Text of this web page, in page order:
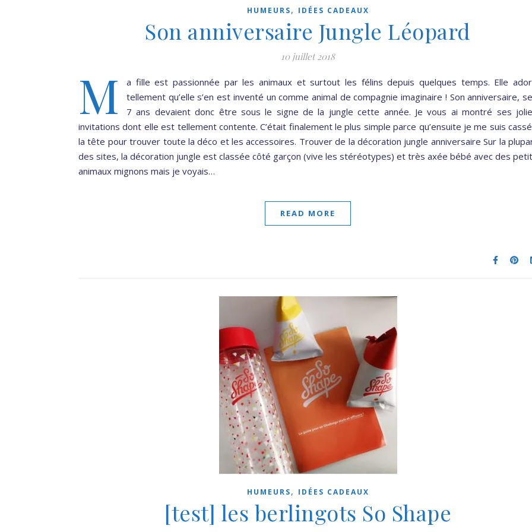
HUMEURS, IDÉES CADEAUX
Son anniversaire Jungle Léopard
10 juillet 2018
M
a fille est passionnée par les animaux et surtout les félins depuis quelques temps. Elle
tellement qu’elle s’en est inventé un comme animal de compagnie imaginaire ! Son anniversaire,
7 ans devaient donc être sous le signe de la jungle cette année. Je vous ai montré ses
invitations dont elle est tellement contente. C’était finalement le plus simple parce qu’ensuite je me suis
la tête pour trouver toute la déco et les accessoires. Trouver de la décoration jungle anniversaire Sur la
des sites, la décoration jungle est classée côté garçon (vive les stéréotypes) et très axée bébé avec des
animaux mignons mais je voyais…
READ MORE
HUMEURS, IDÉES CADEAUX
[test] les berlingots So Shape